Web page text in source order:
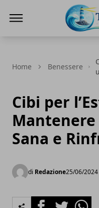
Home Benessere
Cibi per
Sana e
di Redazione25/06/2024
FacebookTwitter